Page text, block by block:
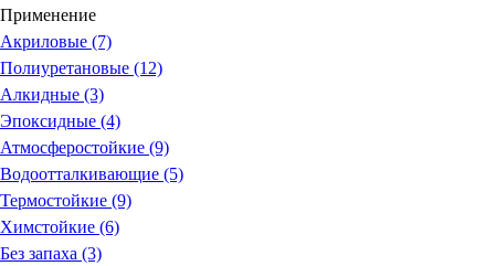
Применение
Акриловые (7)
Полиуретановые (12)
Алкидные (3)
Эпоксидные (4)
Атмосферостойкие (9)
Водоотталкивающие (5)
Термостойкие (9)
Химстойкие (6)
Без запаха (3)